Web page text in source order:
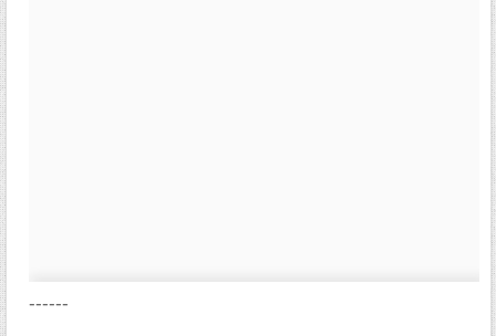
------